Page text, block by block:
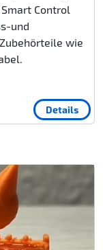
Control
und
wie
Details